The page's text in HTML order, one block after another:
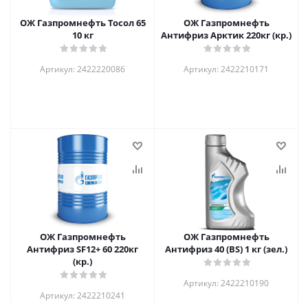
ОЖ Газпромнефть Тосол 65
10 кг
Артикул: 2422220086
ОЖ Газпромнефть
Антифриз Арктик 220кг (кр.)
Артикул: 2422210171
ОЖ Газпромнефть
Антифриз SF12+ 60 220кг
(кр.)
Артикул: 2422210241
ОЖ Газпромнефть
Антифриз 40 (BS) 1 кг (зел.)
Артикул: 2422210190